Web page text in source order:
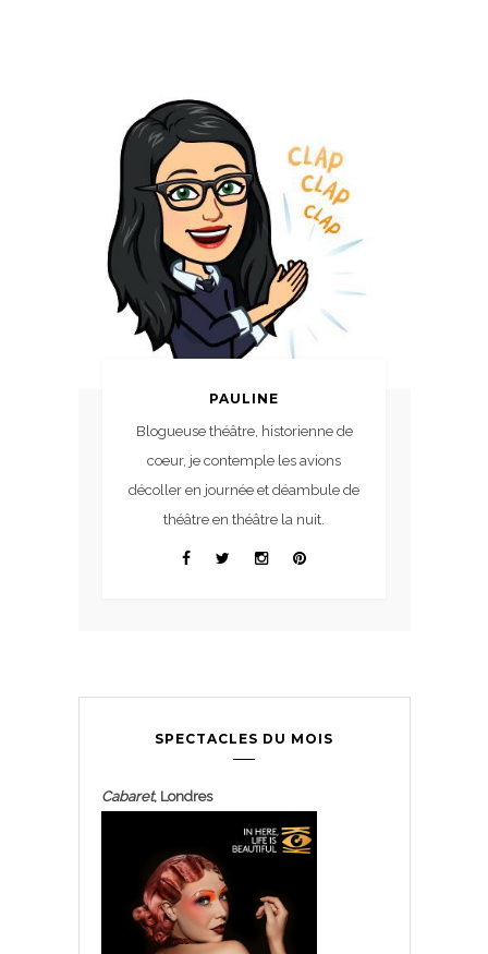
PAULINE
Blogueuse théâtre, historienne de
coeur, je contemple les avions
décoller en journée et déambule de
théâtre en théâtre la nuit.
SPECTACLES DU MOIS
Cabaret, Londres